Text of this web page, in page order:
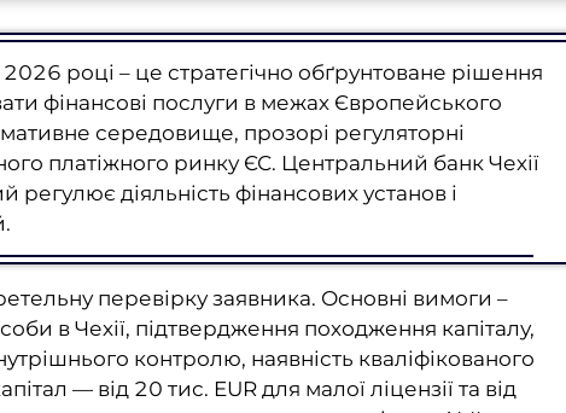
році – це стратегічно обґрунтоване рішення
фінансові послуги в межах Європейського
середовище, прозорі регуляторні
платіжного ринку ЄС. Центральний банк Чехії
діяльність фінансових установ і
перевірку заявника. Основні вимоги –
в Чехії, підтвердження походження капіталу,
контролю, наявність кваліфікованого
— від 20 тис. EUR для малої ліцензії та від